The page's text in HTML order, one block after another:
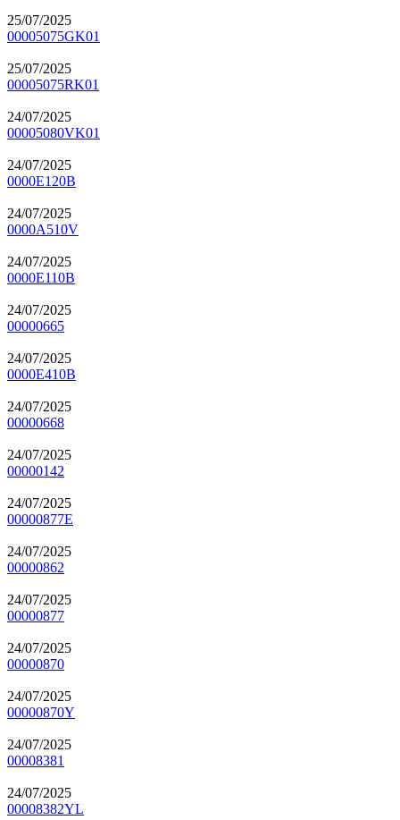
25/07/2025
00005075GK01
25/07/2025
00005075RK01
24/07/2025
00005080VK01
24/07/2025
0000E120B
24/07/2025
0000A510V
24/07/2025
0000E110B
24/07/2025
00000665
24/07/2025
0000E410B
24/07/2025
00000668
24/07/2025
00000142
24/07/2025
00000877E
24/07/2025
00000862
24/07/2025
00000877
24/07/2025
00000870
24/07/2025
00000870Y
24/07/2025
00008381
24/07/2025
00008382YL